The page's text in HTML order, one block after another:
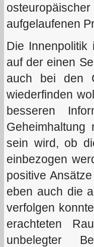
aufgelaufenen
Die
auf der einen
auch bei den
wiederfinden
besseren
sein wird, ob
einbezogen
positive
eben auch die
verfolgen
erachteten
unbelegter